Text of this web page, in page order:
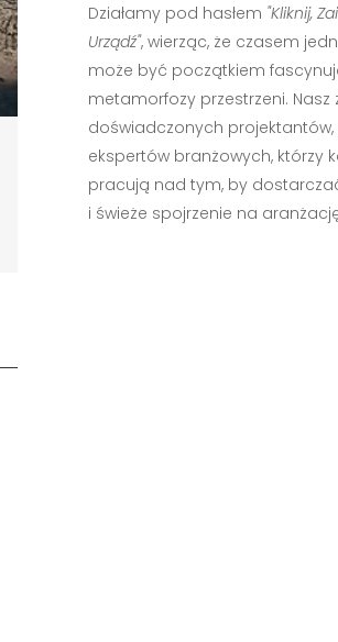
Działamy pod hasłem "Kliknij,
Urządź", wierząc, że czasem
może być początkiem
metamorfozy przestrzeni. Nasz
doświadczonych projektantów,
ekspertów branżowych, którzy
pracują nad tym, by
i świeże spojrzenie na